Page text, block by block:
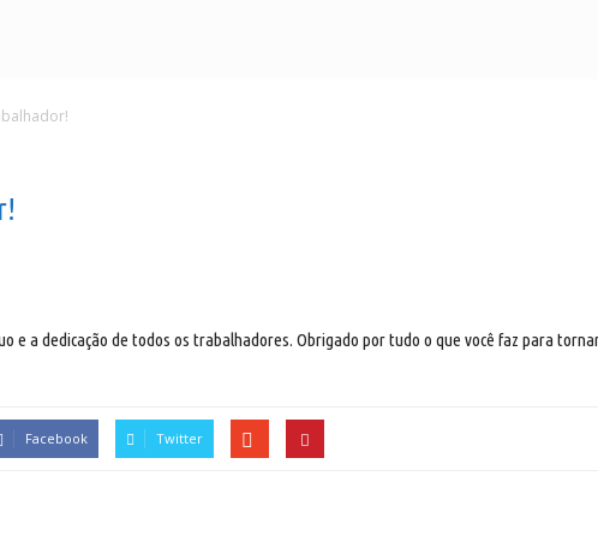
e a dedicação de todos os trabalhadores. Obrigado por tudo o que você faz para
Facebook Twitter